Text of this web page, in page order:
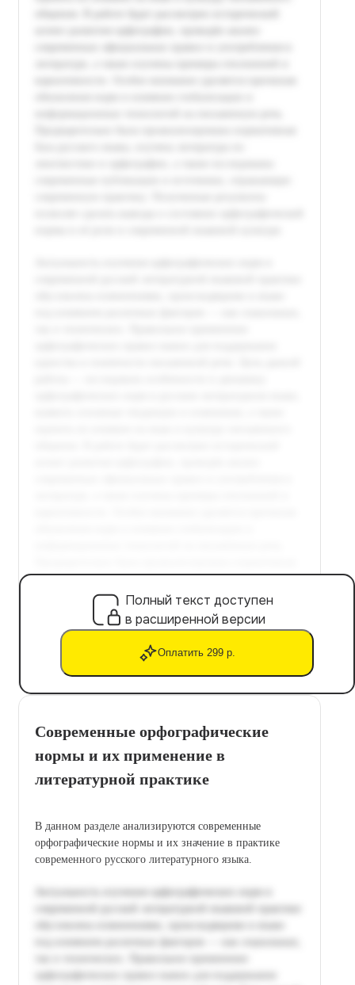
Полный текст доступен
в расширенной версии
Оплатить 299 р.
Современные орфографические
нормы и их применение в
литературной практике
В данном разделе анализируются современные
орфографические нормы и их значение в практике
современного русского литературного языка.